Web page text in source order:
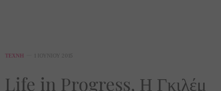
ΤΈΧΝΗ 1 ΙΟΥΝΊΟΥ 2015
Life in Progress, Η Γκιλέμ